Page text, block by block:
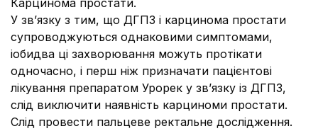
Карцинома простати.
У зв’язку з тим, що ДГПЗ і карцинома простати
супроводжуються однаковими симптомами,
іобидва ці захворювання можуть протікати
одночасно, і перш ніж призначати пацієнтові
лікування препаратом Урорек у зв’язку із ДГПЗ,
слід виключити наявність карциноми простати.
Слід провести пальцеве ректальне дослідження.